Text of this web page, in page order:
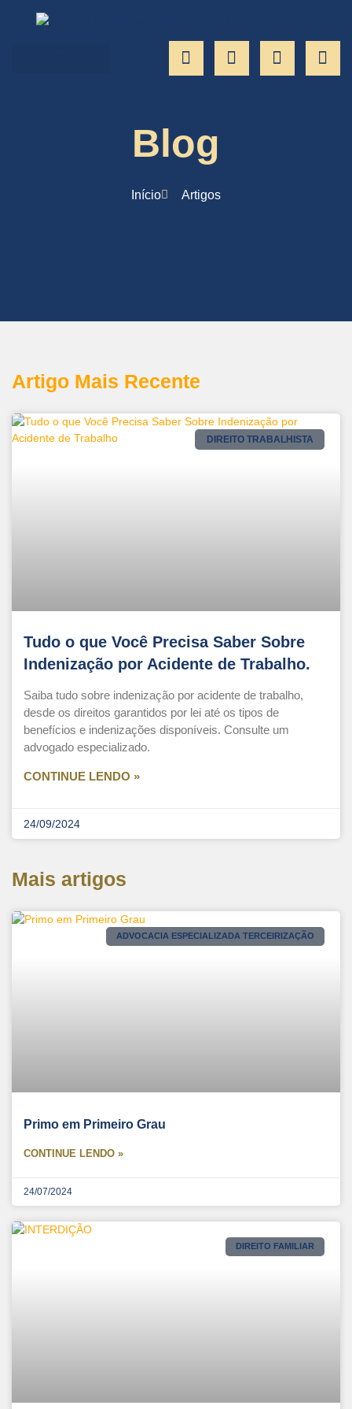
Blog
Início Artigos
Artigo Mais Recente
DIREITO TRABALHISTA
Tudo o que Você Precisa Saber Sobre
Indenização por Acidente de Trabalho.
Saiba tudo sobre indenização por acidente de trabalho,
desde os direitos garantidos por lei até os tipos de
benefícios e indenizações disponíveis. Consulte um
advogado especializado.
CONTINUE LENDO »
24/09/2024
Mais artigos
ADVOCACIA ESPECIALIZADA TERCEIRIZAÇÃO
Primo em Primeiro Grau
CONTINUE LENDO »
24/07/2024
DIREITO FAMILIAR